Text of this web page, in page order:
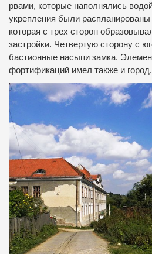
рвами, которые наполнялись
укрепления были распланированы
которая с трех сторон
застройки. Четвертую сторону с
бастионные насыпи замка.
фортификаций имел также и город.